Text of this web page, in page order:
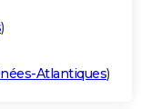
)
Atlantiques)